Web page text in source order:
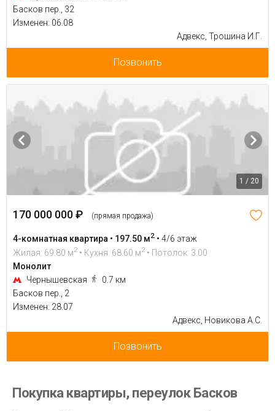
Басков пер., 32
Изменен: 06.08
Адвекс, Трошина И.Г.
Позвонить
1 / 20
170 000 000 ₽ (прямая продажа)
4-комнатная квартира • 197.50 м2 • 4/6 этаж
Жилая: 69.80 м2 • Кухня: 68.60 м2 • Потолок: 3.00
Монолит
Чернышевская
0.7 км
Басков пер., 2
Изменен: 28.07
Адвекс, Новикова А.С.
Позвонить
Покупка квартиры, переулок Басков